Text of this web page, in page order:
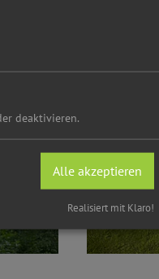
deaktivieren.
Alle akzeptieren
Realisiert mit Klaro!